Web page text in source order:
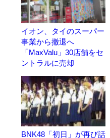
イオン、タイのスーパー
事業から撤退へ
「MaxValu」30店舗をセ
ントラルに売却
BNK48「初日」が再び話